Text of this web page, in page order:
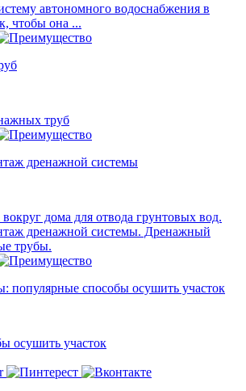
автономного водоснабжения в
чтобы она ...
труб
дренажной системы
дома для отвода грунтовых вод.
дренажной системы. Дренажный
трубы.
популярные способы осушить участок
осушить участок